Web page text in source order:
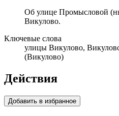
Об улице Промысловой
Викулово.
Ключевые слова
улицы Викулово,
(Викулово)
Действия
Добавить в избранное